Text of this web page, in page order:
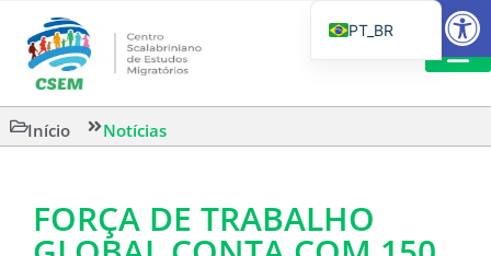
Início Notícias
FORÇA DE TRABALHO
PT_BR
IT